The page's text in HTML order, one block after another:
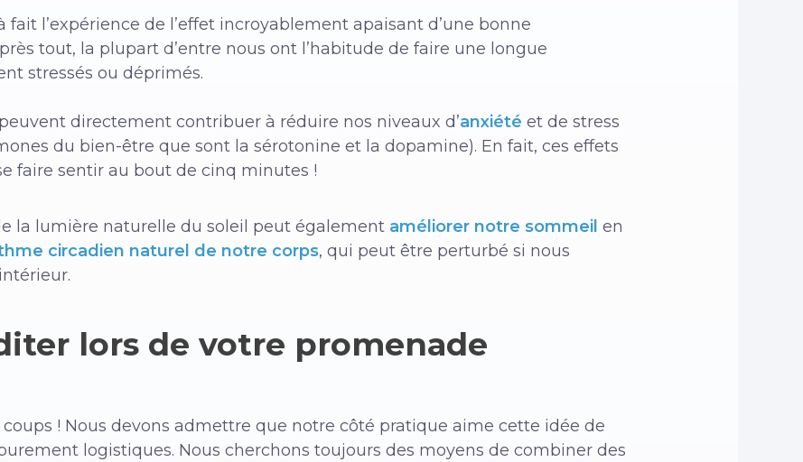
l’expérience de l’effet incroyablement apaisant d’une bonne
tout, la plupart d’entre nous ont l’habitude de faire une longue
stressés ou déprimés.
directement contribuer à réduire nos niveaux d’anxiété et de stress
du bien-être que sont la sérotonine et la dopamine). En fait, ces effets
faire sentir au bout de cinq minutes !
la lumière naturelle du soleil peut également améliorer notre sommeil en
circadien naturel de notre corps, qui peut être perturbé si nous
lors de votre promenade
coups ! Nous devons admettre que notre côté pratique aime cette idée de
logistiques. Nous cherchons toujours des moyens de combiner des